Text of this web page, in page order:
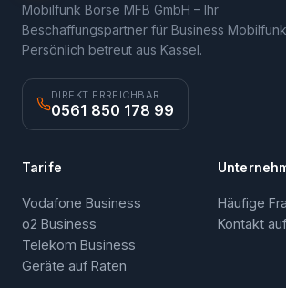
Mobilfunk Börse MFB GmbH – Ihr
Beschaffungspartner für Business
Persönlich betreut aus Kassel.
DIREKT ERREICHBAR
0561 850 178 99
Tarife
Vodafone Business
o2 Business
Telekom Business
Geräte auf Raten
Häufige
Kontakt